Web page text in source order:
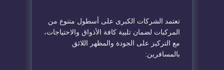
​تعتمد الشركات الكبرى على أسطول متنوع من
المركبات لضمان تلبية كافة الأذواق والاحتياجات،
مع التركيز على الجودة والمظهر اللائق
بالمسافرين: